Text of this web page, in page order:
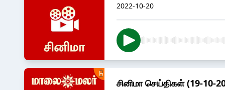
2022-10-20
சினிமா செய்திகள் (19-10-